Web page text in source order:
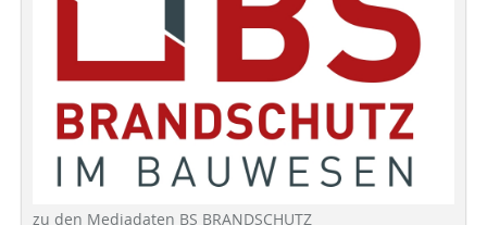
zu den Mediadaten BS BRANDSCHUTZ